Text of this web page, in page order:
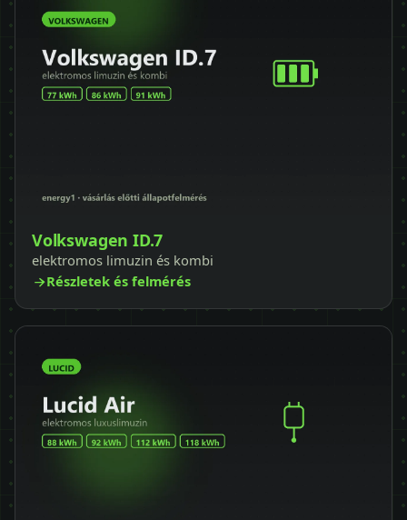
Volkswagen ID.7
elektromos limuzin és kombi
Részletek és felmérés